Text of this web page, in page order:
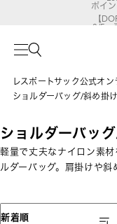
【
8/5
レスポートサック公式オン
ショルダーバッグ/斜め掛け
ショルダーバッ
軽量で丈夫なナイロン素
ルダーバッグ。肩掛けや
力です。ミニサイズから
表示順
新着順